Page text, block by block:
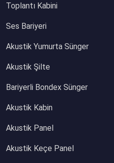
Toplantı Kabini
Ses Bariyeri
Akustik Yumurta Sünger
Akustik Şilte
Bariyerli Bondex Sünger
Akustik Kabin
Akustik Panel
Akustik Keçe Panel